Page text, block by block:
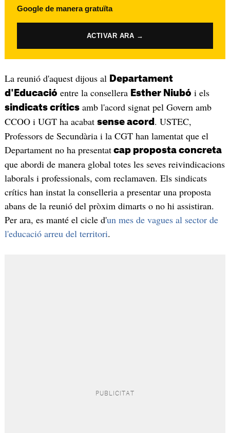
Google de manera gratuïta
ACTIVAR ARA →
La reunió d'aquest dijous al Departament
d'Educació entre la consellera Esther Niubó i els
sindicats críticsamb l'acord signat pel Govern amb
CCOO i UGT ha acabat sense acord . USTEC,
Professors de Secundària i la CGT han lamentat que el
Departament no ha presentatcap proposta concreta
que abordi de manera global totes les seves reivindicacions
laborals i professionals, com reclamaven. Els sindicats
crítics han instat la conselleria a presentar una proposta
abans de la reunió del pròxim dimarts o no hi assistiran.
Per ara, es manté el cicle d'un mes de vagues al sector de
l'educació arreu del territori.